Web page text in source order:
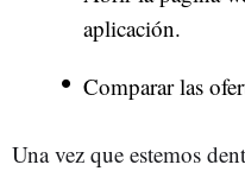
aplicación.
Comparar las
Una vez que estemos